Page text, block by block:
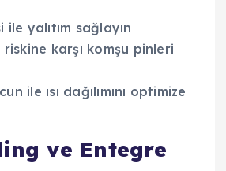
ile yalıtım sağlayın
riskine karşı komşu pinleri
ile ısı dağılımını optimize
ve Entegre